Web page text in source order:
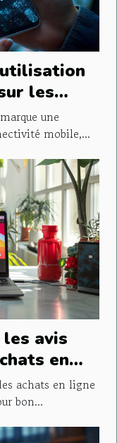
les
une
mobile,...
avis
en
achats en ligne
bon...